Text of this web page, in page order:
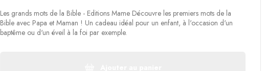
Les grands mots de la Bible - Editions Mame Découvre les premiers mots de la
Bible avec Papa et Maman ! Un cadeau idéal pour un enfant, à l'occasion d'un
baptême ou d'un éveil à la foi par exemple.